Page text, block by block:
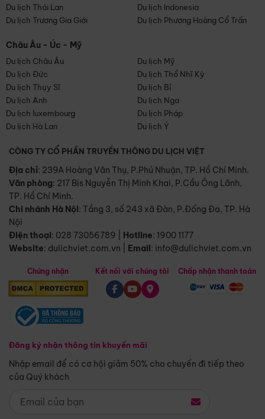
Du lịch Thái Lan
Du lịch Indonesia
Du lịch Trương Gia Giới
Du lịch Phượng Hoàng Cổ Trấn
Châu Âu - Úc - Mỹ
Du lịch Châu Âu
Du lịch Mỹ
Du lịch Đức
Du lịch Thổ Nhĩ Kỳ
Du lịch Thụy Sĩ
Du lịch Bỉ
Du lịch Anh
Du lịch Nga
Du lịch luxembourg
Du lịch Pháp
Du lịch Hà Lan
Du lịch Ý
CÔNG TY CỔ PHẦN TRUYỀN THÔNG DU LỊCH VIỆT
Địa chỉ: 239A Hoàng Văn Thụ, P.Phú Nhuận, TP. Hồ Chí Minh.
Văn phòng: 217 Bis Nguyễn Thị Minh Khai, P.Cầu Ông Lãnh,
TP. Hồ Chí Minh.
Chi nhánh Hà Nội: Tầng 3, số 243 xã Đàn, P.Đống Đa, TP. Hà
Nội
Điện thoại: 028 73056789 Hotline: 1900 1177
Website: dulichviet.com.vn Email: info@dulichviet.com.vn
Chứng nhận
Đăng ký nhận thông tin khuyến mãi
Nhập email để có cơ hội giảm 50% cho chuyến đi tiếp theo
của Quý khách
Kết nối với chúng tôi Chấp nhận thanh toán